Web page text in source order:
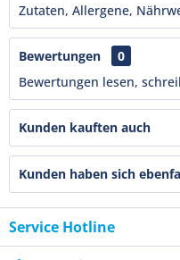
Zutaten, Allergene,
Bewertungen
0
Bewertungen lesen,
Kunden kauften auch
Kunden haben sich
Service Hotline